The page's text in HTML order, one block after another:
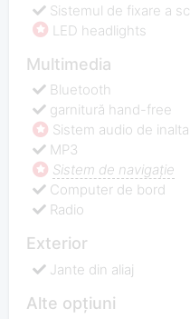
Sistemul de fixare a
LED headlights
Multimedia
Bluetooth
garnitură hand-free
Sistem audio de
MP3
Sistem de navigaţie
Computer de bord
Radio
Exterior
Jante din aliaj
Alte opțiuni